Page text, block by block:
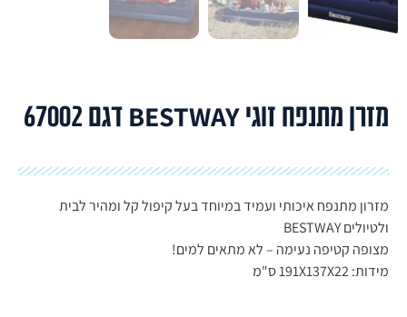
מזרן מתנפח זוגי BESTWAY דגם 67002
מזרון מתנפח איכותי ועמיד במיוחד בעל קיפול קל ומהיר לבית
ולטיולים BESTWAY
מצופה קטיפה נעימה – לא מתאים למים!
מידות: 191X137X22 ס"מ